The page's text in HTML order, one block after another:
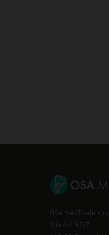
OSA MedTrade
Střední 57/7,